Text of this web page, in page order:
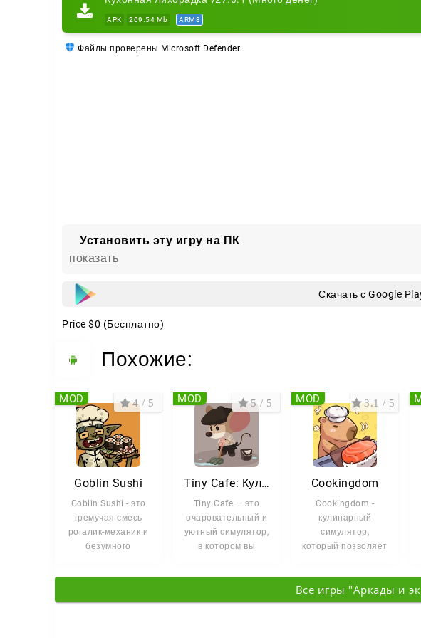
APK 209.54 Mb ARM8
Файлы проверены Microsoft Defender
Установить эту игру на ПК
показать
Скачать с Google
Price $0 (Бесплатно)
Похожие:
Goblin Sushi
Goblin Sushi - это
гремучая смесь
рогалик-механик и
безумного
4 / 5
MOD
Tiny Cafe: Кулинарная игра
Tiny Cafe — это
очаровательный и
уютный симулятор,
в котором вы
5 / 5
MOD
Cookingdom
Cookingdom -
кулинарный
симулятор,
который позволяет
экспериментов и
3.1 / 5
MOD
Все игры "Аркады и